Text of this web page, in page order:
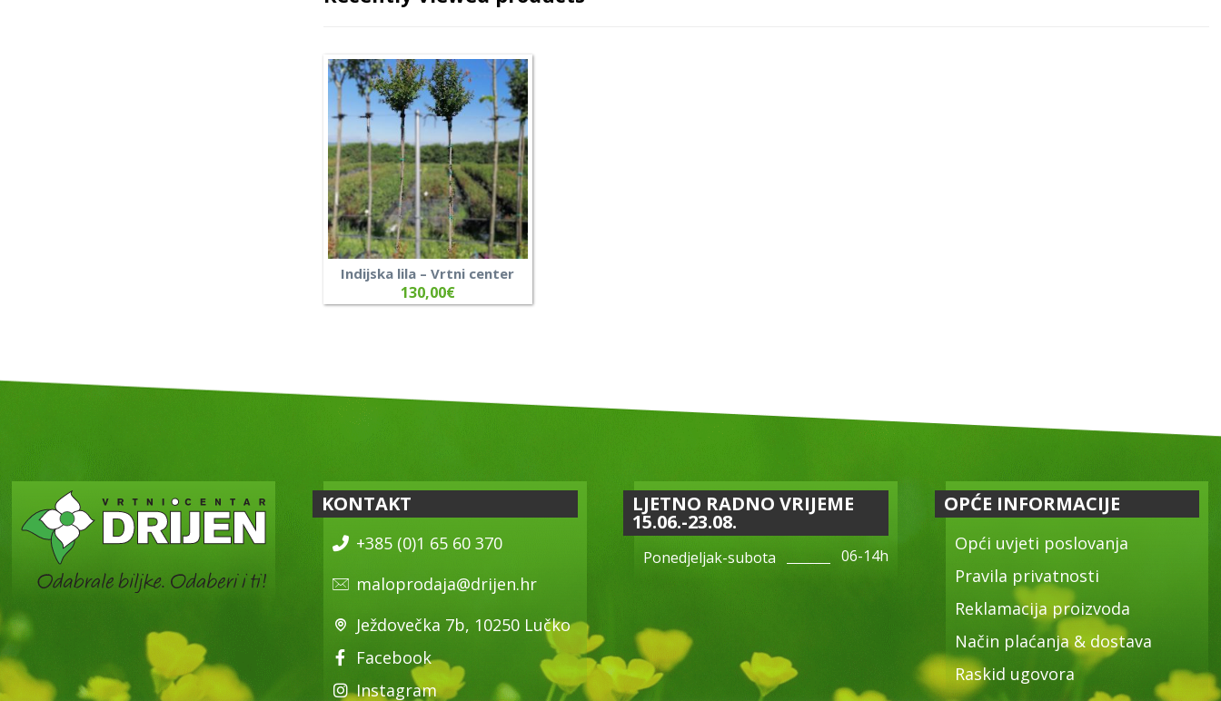
Indijska lila – Vrtni center
130,00€
KONTAKT
+385 (0)1 65 60 370
maloprodaja@drijen.hr
Ježdovečka 7b, 10250 Lučko
Facebook
Instagram
LJETNO RADNO VRIJEME
15.06.-23.08.
Ponedjeljak-subota 06-14h
OPĆE INFORMACIJE
Opći uvjeti poslovanja
Pravila privatnosti
Reklamacija proizvoda
Način plaćanja & dostava
Raskid ugovora